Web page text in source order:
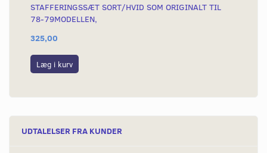
STAFFERINGSSÆT SORT/HVID SOM ORIGINALT TIL
78-79MODELLEN,
325,00
Læg i kurv
UDTALELSER FRA KUNDER